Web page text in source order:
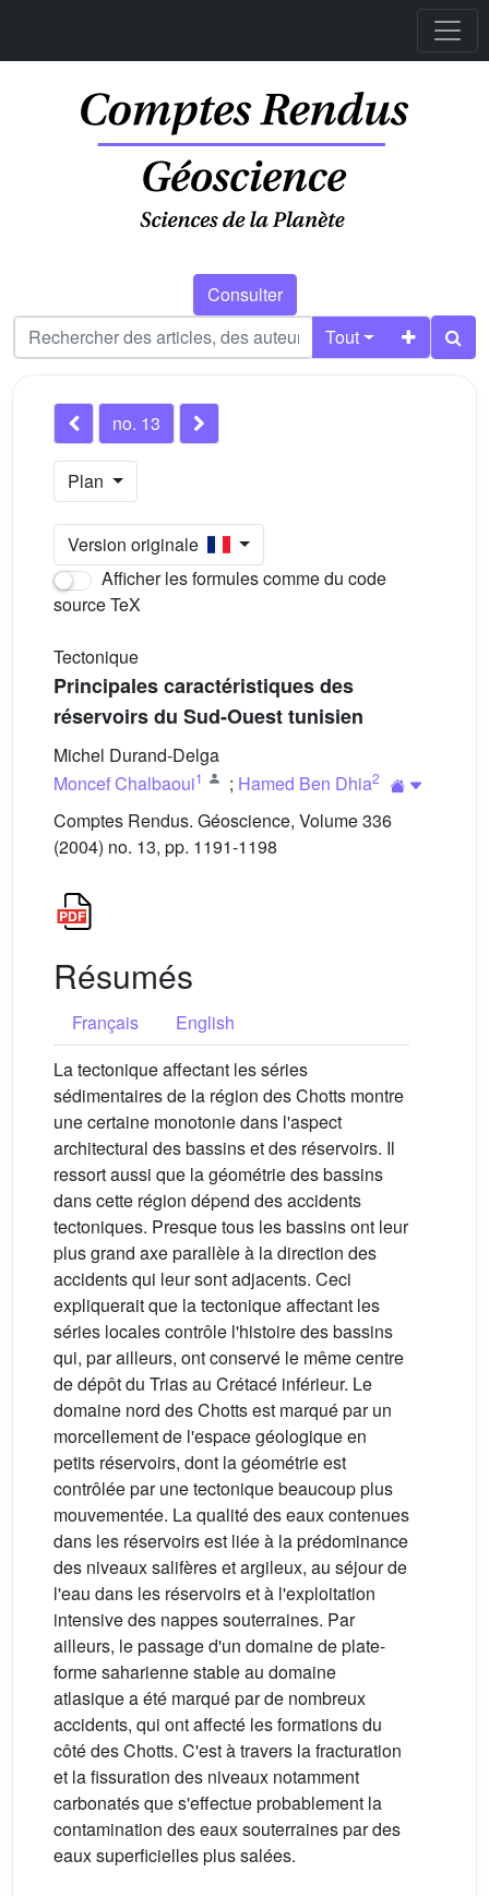
Consulter
Tout
no. 13
Plan
Version originale
Afficher les formules comme du code
source TeX
Tectonique
Principales caractéristiques des
réservoirs du Sud-Ouest tunisien
Michel Durand-Delga
Moncef Chalbaoui1 ; Hamed Ben Dhia2
Comptes Rendus. Géoscience, Volume 336
(2004) no. 13, pp. 1191-1198
Résumés
Français
English
La tectonique affectant les séries
sédimentaires de la région des Chotts montre
une certaine monotonie dans l'aspect
architectural des bassins et des réservoirs. Il
ressort aussi que la géométrie des bassins
dans cette région dépend des accidents
tectoniques. Presque tous les bassins ont leur
plus grand axe parallèle à la direction des
accidents qui leur sont adjacents. Ceci
expliquerait que la tectonique affectant les
séries locales contrôle l'histoire des bassins
qui, par ailleurs, ont conservé le même centre
de dépôt du Trias au Crétacé inférieur. Le
domaine nord des Chotts est marqué par un
morcellement de l'espace géologique en
petits réservoirs, dont la géométrie est
contrôlée par une tectonique beaucoup plus
mouvementée. La qualité des eaux contenues
dans les réservoirs est liée à la prédominance
des niveaux salifères et argileux, au séjour de
l'eau dans les réservoirs et à l'exploitation
intensive des nappes souterraines. Par
ailleurs, le passage d'un domaine de plate-
forme saharienne stable au domaine
atlasique a été marqué par de nombreux
accidents, qui ont affecté les formations du
côté des Chotts. C'est à travers la fracturation
et la fissuration des niveaux notamment
carbonatés que s'effectue probablement la
contamination des eaux souterraines par des
eaux superficielles plus salées.